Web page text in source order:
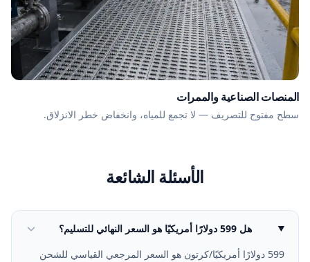
المنصات الصناعية والممرات
سطح مفتوح للتصريف — لا تجمع للمياه، وانخفاض خطر الانزلاق.
الأسئلة الشائعة
هل 599 دولارًا أمريكيًا هو السعر النهائي للتسليم؟
599 دولارًا أمريكيًا/كرتون هو السعر المرجعي القياسي للشحن